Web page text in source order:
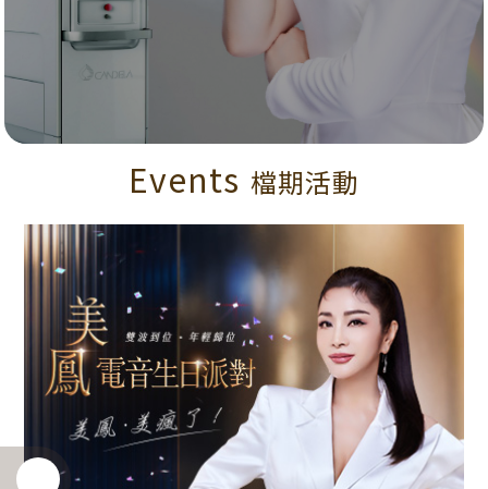
Events 檔期活動